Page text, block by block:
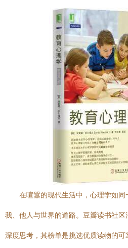
在喧嚣的现代生活中，心理学如
我、他人与世界的道路。豆瓣读书社
深度思考，其榜单是挑选优质读物的